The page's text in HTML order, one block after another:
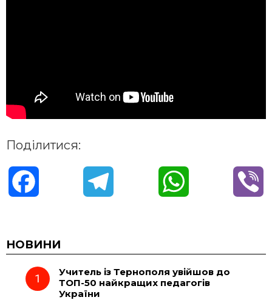
Поділитися:
c
e e t
НОВИНИ
Учитель із Тернополя увійшов до
ТОП-50 найкращих педагогів
України